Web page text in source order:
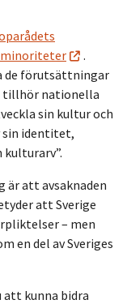
minoriteter
.
de förutsättningar
tillhör nationella
sin kultur och
sin identitet,
är att avsaknaden
att Sverige
– men
en del av Sveriges
kunna bidra